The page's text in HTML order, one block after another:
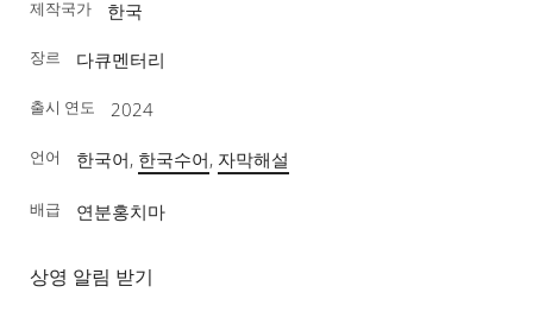
제작국가 한국
장르 다큐멘터리
출시 연도 2024
언어 한국어, 한국수어, 자막해설
배급 연분홍치마
상영 알림 받기